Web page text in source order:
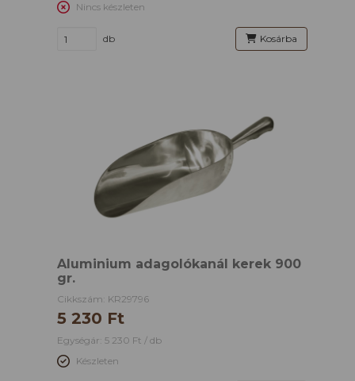
Nincs készleten
db Kosárba
Aluminium adagolókanál kerek 900
gr.
Cikkszám: KR29796
5 230 Ft
Egységár: 5 230 Ft / db
Készleten